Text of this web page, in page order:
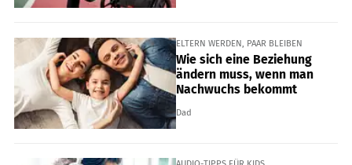
ELTERN WERDEN, PAAR BLEIBEN
Wie sich eine Beziehung
ändern muss, wenn man
Nachwuchs bekommt
Dad